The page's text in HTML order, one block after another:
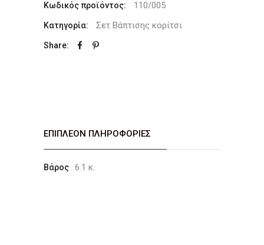
Κωδικός προϊόντος: 110/005
Κατηγορία: Σετ Βάπτισης κορίτσι
Share:
ΕΠΙΠΛΈΟΝ ΠΛΗΡΟΦΟΡΊΕΣ
Βάρος 6.1 κ.